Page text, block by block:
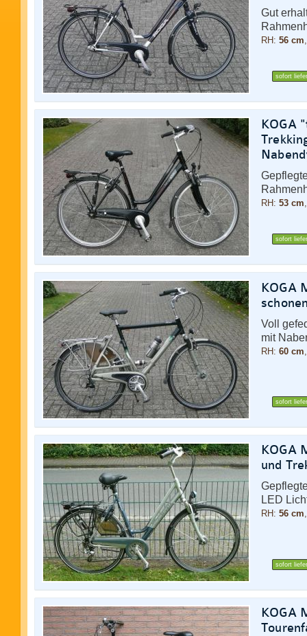
Gut
RH: 56 cm
sofort
KOGA
RH: 53 cm
sofort
KOGA
Voll
mit
RH: 60 cm
sofort
KOGA
und
LED
RH: 56 cm
sofort
KOGA